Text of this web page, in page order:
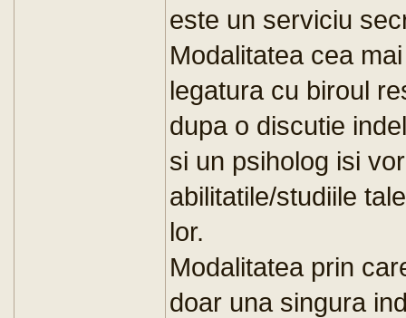
este un serviciu
Modalitatea cea
legatura cu biroul
dupa o discutie
si un psiholog isi
abilitatile/studiile
lor.
Modalitatea prin
doar una singura